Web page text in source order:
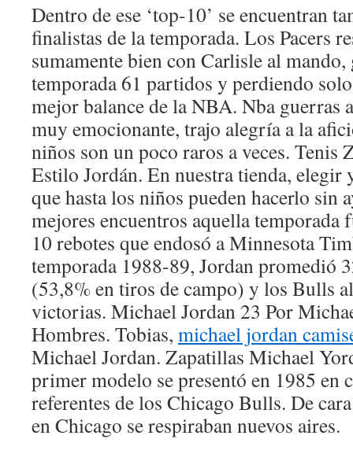
Dentro de ese ‘top-10’ se encuentran
finalistas de la temporada. Los Pacers
sumamente bien con Carlisle al mando,
temporada 61 partidos y perdiendo
mejor balance de la NBA. Nba guerras
muy emocionante, trajo alegría a la
niños son un poco raros a veces. Tenis
Estilo Jordán. En nuestra tienda,
que hasta los niños pueden hacerlo sin
mejores encuentros aquella temporada
10 rebotes que endosó a Minnesota
temporada 1988-89, Jordan promedió
(53,8% en tiros de campo) y los Bulls
victorias. Michael Jordan 23 Por
Hombres. Tobias, michael jordan
Michael Jordan. Zapatillas Michael
primer modelo se presentó en 1985 en
referentes de los Chicago Bulls. De
en Chicago se respiraban nuevos aires.